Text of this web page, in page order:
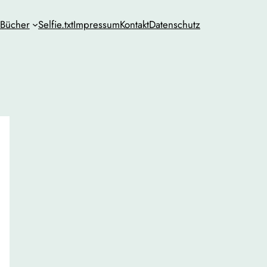
Bücher Selfie.txtImpressumKontaktDatenschutz